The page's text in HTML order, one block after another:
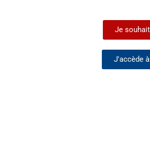
Je
J'accède